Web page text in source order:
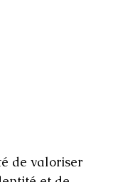
de valoriser